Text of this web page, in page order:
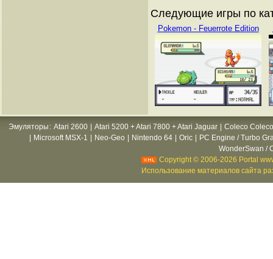
Следующие игры по
Pokemon - Feuerrote Edition
Эмуляторы : Atari 2600 Atari 5200 + Atari 7800 + Atari Jaguar
Coleco
Microsoft MSX-1 Neo-Geo Nintendo 64 Oric
PC Engine / Turbo
WonderSwan /
Copyright © 2006-2026 Portal
Использование материалов сайта